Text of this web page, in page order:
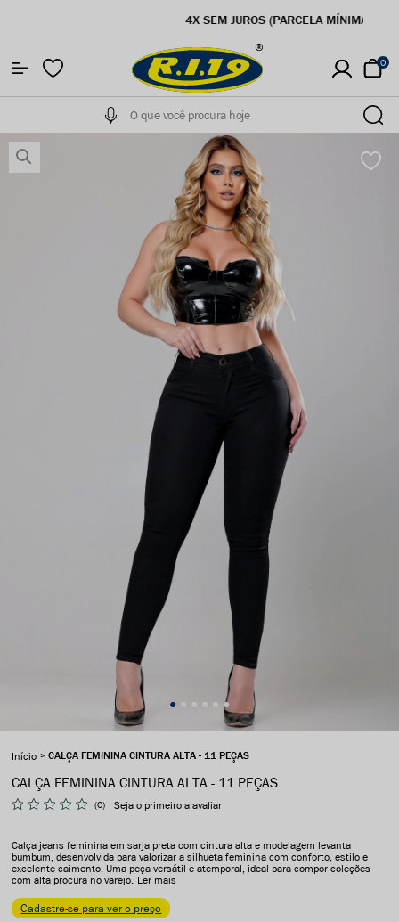
5% OFF NA PRIMEIRA COMPRA
0
Início CALÇA FEMININA CINTURA ALTA - 11 PEÇAS
CALÇA FEMININA CINTURA ALTA - 11 PEÇAS
(0) Seja o primeiro a avaliar
Calça jeans feminina em sarja preta com cintura alta e modelagem levanta
bumbum, desenvolvida para valorizar a silhueta feminina com conforto, estilo e
excelente caimento. Uma peça versátil e atemporal, ideal para compor coleções
com alta procura no varejo.
Ler mais
Cadastre-se para ver o preço